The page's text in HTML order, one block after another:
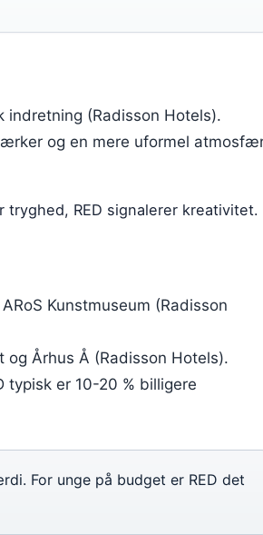
indretning (Radisson Hotels).
og en mere uformel
RED signalerer kreativitet.
Kunstmuseum (Radisson
Århus Å (Radisson Hotels).
typisk er 10-20 % billigere
For unge på budget er RED det